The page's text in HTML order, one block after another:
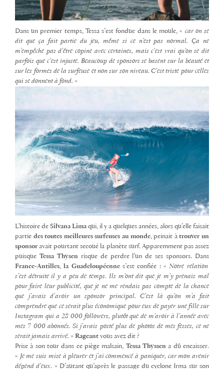
Dans un premier temps, Tessa s’est fondue dans le moule, « car on se
dit que ça fait partie du jeu, même si ce n’est pas normal. Ça ne
m’empêche pas d’être copine avec certaines, mais c’est vrai qu’on se dit
parfois que c’est injuste. Beaucoup de sponsors se basent sur la beauté et
sur les formes de la surfeuse et non sur son niveau. C’est triste pour celles
qui se donnent à fond. »
L’histoire de Silvana Lima qui, il y a quelques années, alors qu’elle faisait
partie des toutes meilleures surfeuses au monde, peinait à trouver un
sponsoravait pourtant secoué la planète surf. Apparemment pas assez
puisque Tessa Thysen risque de perdre l’un de ses sponsors. Dans
France-Antilles ,la Guadeloupéennes’est confiée : « Notre relation
s’est détruite il y a peu de temps. Ils m’ont dit que je m’y prenais mal
pour faire leur publicité, que je ne me rendais pas compte de la chance
que j’avais d’avoir un sponsor principal. C’est là qu’on m’a fait
comprendre que ce serait plus économique pour eux de payer une fille sur
Instagram qui a 28 000 followers, plutôt que de m’avoir à l’année avec
mes 7 000 abonnés. Si j’avais posté plus de photos de mes fesses, ce ne
serait jamais arrivé. » Rageant vous avez dit ?
Prise à son tour dans ce piège malsain,
Tessa Thyssen a dû encaisser.
« Je me suis mise à pleurer et j’ai commencé à paniquer, car mon avenir
dépend d’eux. » D’autant qu’après le passage du cyclone Irma sur son